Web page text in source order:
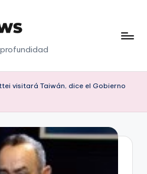
visitará Taiwán, dice el Gobierno